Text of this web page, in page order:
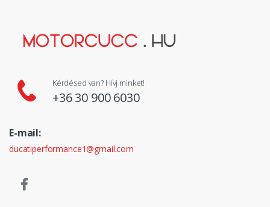
Kérdésed van? Hívj minket!
+36 30 900 6030
E-mail:
ducatiperformance1@gmail.com